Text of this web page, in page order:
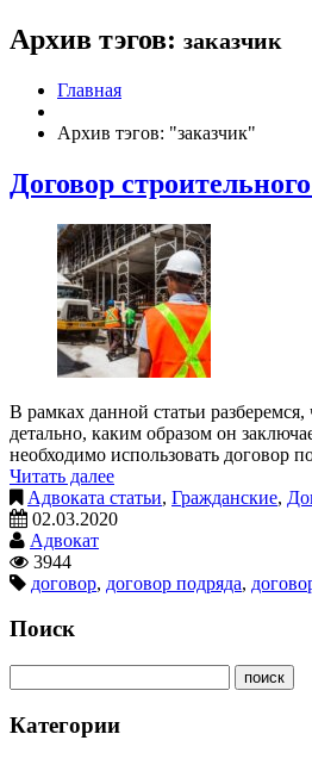
Архив тэгов: заказчик
Главная
Архив тэгов: "заказчик"
Договор
В рамках данной статьи
детально, каким образом он
необходимо использовать договор
Читать далее
Адвоката статьи, Гражданские,
02.03.2020
Адвокат
3944
договор, договор подряда,
Поиск
Категории